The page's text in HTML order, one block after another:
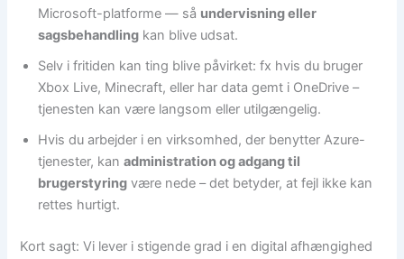
Microsoft-platforme — så undervisning eller
sagsbehandling kan blive udsat.
Selv i fritiden kan ting blive påvirket: fx hvis du bruger
Xbox Live, Minecraft, eller har data gemt i OneDrive –
tjenesten kan være langsom eller utilgængelig.
Hvis du arbejder i en virksomhed, der benytter Azure-
tjenester, kanadministration og adgang til
brugerstyring være nede – det betyder, at fejl ikke kan
rettes hurtigt.
Kort sagt: Vi lever i stigende grad i en digital afhængighed